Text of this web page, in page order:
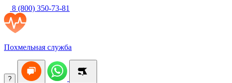
8 (800) 350-73-81
Похмельная служба
?